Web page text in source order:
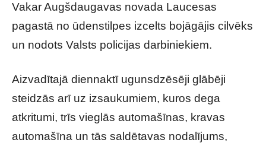
Vakar Augšdaugavas novada Laucesas
pagastā no ūdenstilpes izcelts bojāgājis cilvēks
un nodots Valsts policijas darbiniekiem.
Aizvadītajā diennaktī ugunsdzēsēji glābēji
steidzās arī uz izsaukumiem, kuros dega
atkritumi, trīs vieglās automašīnas, kravas
automašīna un tās saldētavas nodalījums,